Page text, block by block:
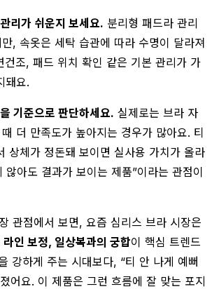
리가 쉬운지 보세요. 분리형 패드라 관리
, 속옷은 세탁 습관에 따라 수명이 달라져
건조, 패드 위치 확인 같은 기본 관리가 가
돼요.
기준으로 판단하세요. 실제로는 브라 자
더 만족도가 높아지는 경우가 많아요. 티
상체가 정돈돼 보이면 실사용 가치가 올라
않아도 결과가 보이는 제품”이라는 관점이
관점에서 보면, 요즘 심리스 브라 시장은
인 보정, 일상복과의 궁합이 핵심 트렌드
강하게 주는 시대보다, “티 안 나게 예뻐
어요. 이 제품은 그런 흐름에 잘 맞는 포지